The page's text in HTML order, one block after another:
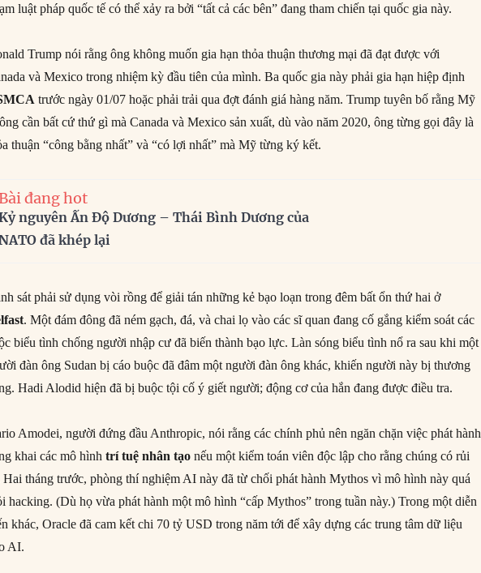
luật pháp quốc tế có thể xảy ra bởi “tất cả các bên” đang tham chiến tại quốc gia này.
Trump nói rằng ông không muốn gia hạn thỏa thuận thương mại đã đạt được với
và Mexico trong nhiệm kỳ đầu tiên của mình. Ba quốc gia này phải gia hạn hiệp định
trước ngày 01/07 hoặc phải trải qua đợt đánh giá hàng năm. Trump tuyên bố rằng Mỹ
cần bất cứ thứ gì mà Canada và Mexico sản xuất, dù vào năm 2020, ông từng gọi đây là
thuận “công bằng nhất” và “có lợi nhất” mà Mỹ từng ký kết.
đang hot
nguyên Ấn Độ Dương – Thái Bình Dương của
đã khép lại
sát phải sử dụng vòi rồng để giải tán những kẻ bạo loạn trong đêm bất ổn thứ hai ở
. Một đám đông đã ném gạch, đá, và chai lọ vào các sĩ quan đang cố gắng kiểm soát các
biểu tình chống người nhập cư đã biến thành bạo lực. Làn sóng biểu tình nổ ra sau khi một
đàn ông Sudan bị cáo buộc đã đâm một người đàn ông khác, khiến người này bị thương
Hadi Alodid hiện đã bị buộc tội cố ý giết người; động cơ của hắn đang được điều tra.
Amodei, người đứng đầu Anthropic, nói rằng các chính phủ nên ngăn chặn việc phát hành
khai các mô hìnhtrí tuệ nhân tạo nếu một kiểm toán viên độc lập cho rằng chúng có rủi
Hai tháng trước, phòng thí nghiệm AI này đã từ chối phát hành Mythos vì mô hình này quá
hacking. (Dù họ vừa phát hành một mô hình “cấp Mythos” trong tuần này.) Trong một diễn
khác, Oracle đã cam kết chi 70 tỷ USD trong năm tới để xây dựng các trung tâm dữ liệu
AI.